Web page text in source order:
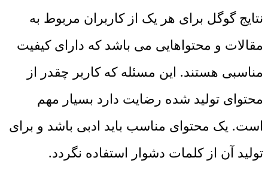
نتایج گوگل برای هر یک از کاربران مربوط به
مقالات و محتواهایی می ‌باشد که دارای کیفیت
مناسبی هستند. این مسئله که کاربر چقدر از
محتوای تولید شده رضایت دارد بسیار مهم
است. یک محتوای مناسب باید ادبی باشد و برای
تولید آن از کلمات دشوار استفاده نگردد.